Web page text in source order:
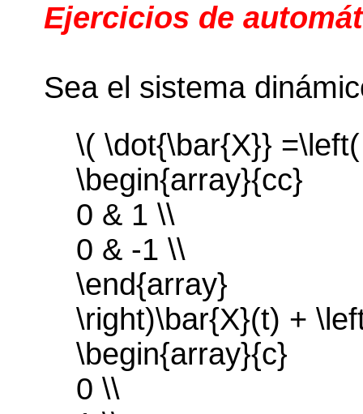
Ejercicios de
Sea el sistema
\( \dot{\bar{X}} =\left(
\begin{array}{cc}
0 & 1 \\
0 & -1 \\
\end{array}
\right)\bar{X}(t) +
\begin{array}{c}
0 \\